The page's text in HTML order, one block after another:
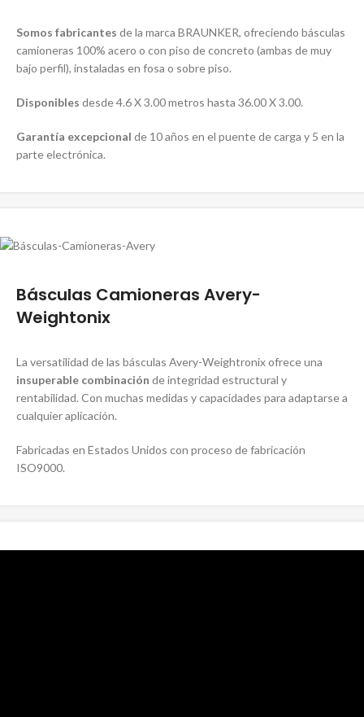
Somos fabricantes de la marca BRAUNKER, ofreciendo básculas
camioneras 100% acero o con piso de concreto (ambas de muy
bajo perfil), instaladas en fosa o sobre piso.
Disponibles desde 4.6 X 3.00 metros hasta 36.00 X 3.00.
Garantía excepcional de 10 años en el puente de carga y 5 en la
parte electrónica.
Básculas Camioneras Avery-
Weightonix
La versatilidad de las básculas Avery-Weightronix ofrece una
insuperable combinación de integridad estructural y
rentabilidad. Con muchas medidas y capacidades para adaptarse a
cualquier aplicación.
Fabricadas en Estados Unidos con proceso de fabricación
ISO9000.